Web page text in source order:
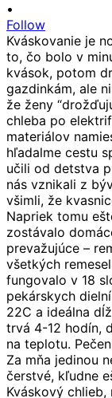
•
Follow
Kváskovanie je
to, čo bolo v
kvások, potom
gazdinkám, ale
že ženy
chleba po
materiálov
hľadalme cestu
učili od detstva
nás vznikali z
všimli, že
Napriek tomu
zostávalo
prevažujúce –
všetkých
fungovalo v 18
pekárskych
22C a ideálna
trvá 4-12 hodín,
na teplotu.
Za mňa jedinou
čerstvé, kľudne
Kváskový